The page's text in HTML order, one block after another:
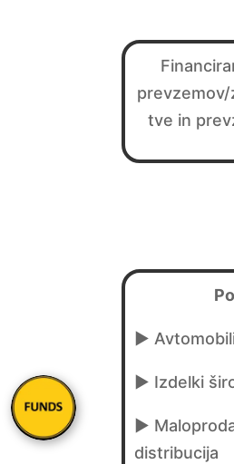
tve in
►
► Izdelki
►
distribucija